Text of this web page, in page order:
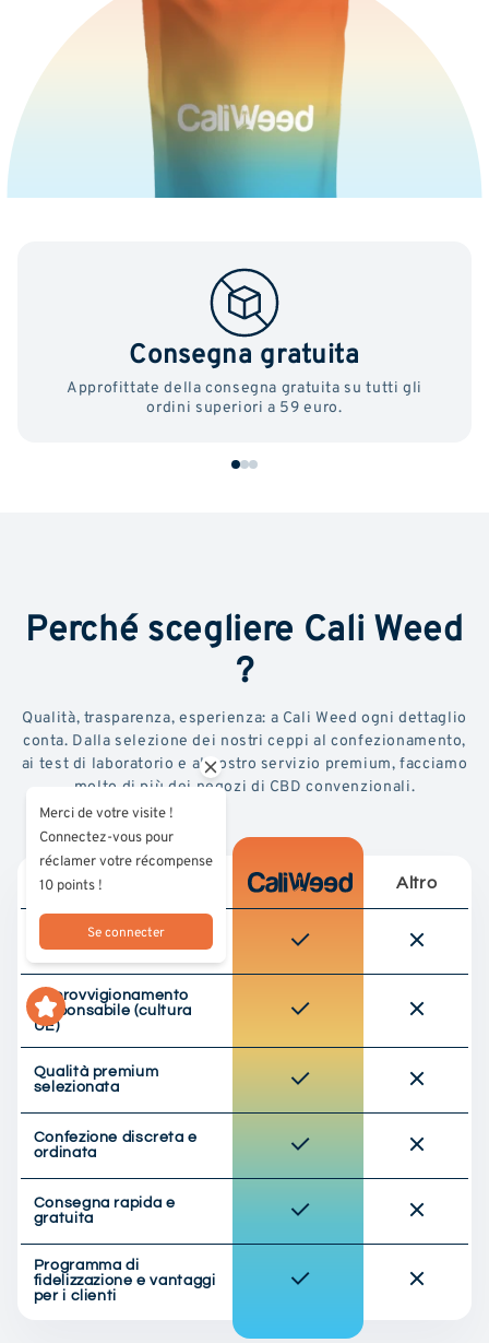
Consegna gratuita
Approfittate della consegna gratuita su tutti gli
ordini superiori a 59 euro.
Perché scegliere Cali Weed
?
Qualità, trasparenza, esperienza: a Cali Weed ogni dettaglio
conta. Dalla selezione dei nostri ceppi al confezionamento,
ai test di laboratorio e al nostro servizio premium, facciamo
molto di più dei negozi di CBD convenzionali.
Altro
Testato da un
laboratorio di terze parti
Approvvigionamento
responsabile (cultura
UE)
Qualità premium
selezionata
Confezione discreta e
ordinata
Consegna rapida e
gratuita
Programma di
fidelizzazione e vantaggi
per i clienti
Merci de votre visite !
Connectez-vous pour
réclamer votre récompense
10 points !
Se connecter